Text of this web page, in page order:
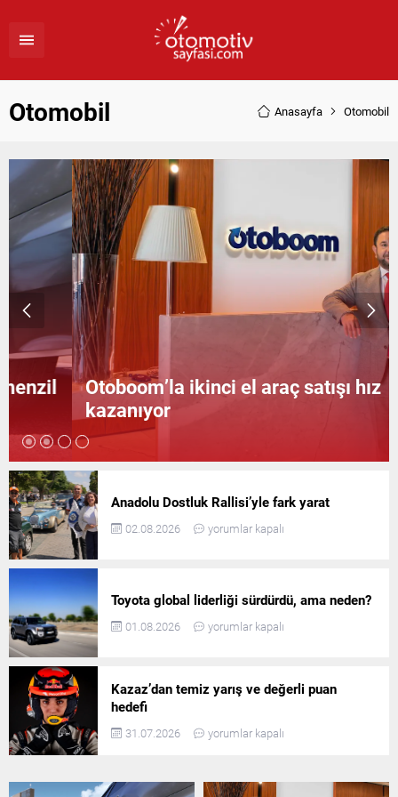
Otomobil Anasayfa Otomobil
Otoboom’la ikinci el araç satışı hız
kazanıyor
Anadolu Dostluk Rallisi’yle fark yarat
02.08.2026 yorumlar kapalı
Toyota global liderliği sürdürdü, ama neden?
01.08.2026 yorumlar kapalı
Kazaz’dan temiz yarış ve değerli puan
hedefi
31.07.2026 yorumlar kapalı